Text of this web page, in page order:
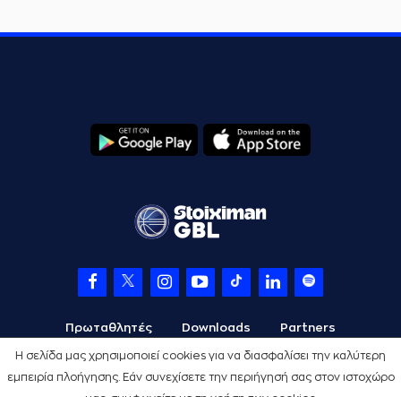
Η σελίδα μας χρησιμοποιεί cookies για να διασφαλίσει την καλύτερη
εμπειρία πλοήγησης. Εάν συνεχίσετε την περιήγησή σας στον ιστοχώρο
Πρωταθλητές Downloads Partners